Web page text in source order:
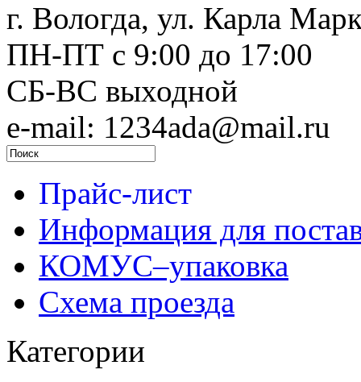
г. Вологда, ул. Карла
ПН-ПТ c 9:00 до 17:00
СБ-ВС выходной
e-mail: 1234ada@mail.ru
Прайс-лист
Информация для
КОМУС–упаковка
Схема проезда
Категории